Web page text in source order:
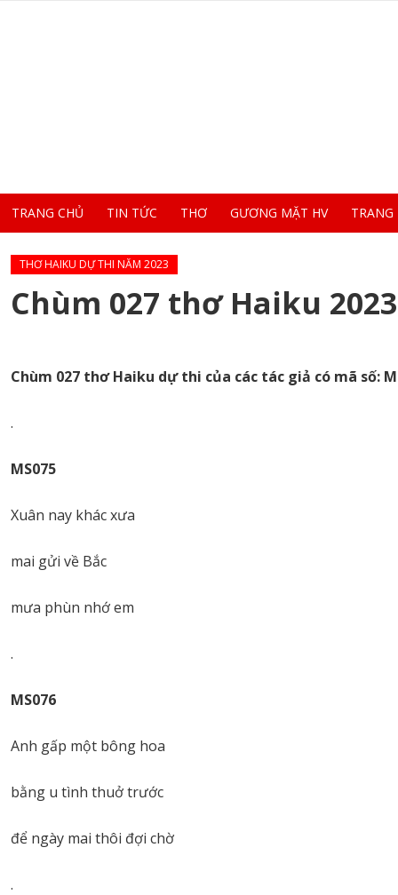
TRANG CHỦ TIN TỨC THƠ GƯƠNG MẶT HV
THƠ HAIKU DỰ THI NĂM 2023
Chùm 027 thơ Haiku
Chùm 027 thơHaiku dự thi của các tác giả có mã số:
.
MS075
Xuân nay khác xưa
mai gửi về Bắc
mưa phùn nhớ em
.
MS076
Anh gấp một bông hoa
bằng u tình thuở trước
để ngày mai thôi đợi chờ
.